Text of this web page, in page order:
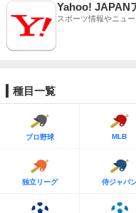
Yahoo! JAPAN
スポーツ情報やニュ
種目一覧
プロ野球 MLB
独立リーグ 侍ジャパ